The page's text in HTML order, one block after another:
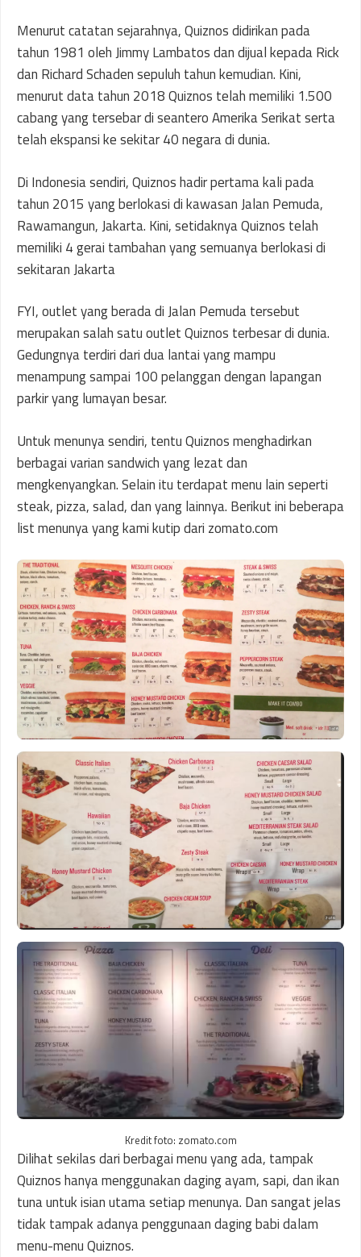
Menurut catatan sejarahnya, Quiznos didirikan pada
tahun 1981 oleh Jimmy Lambatos dan dijual kepada Rick
dan Richard Schaden sepuluh tahun kemudian. Kini,
menurut data tahun 2018 Quiznos telah memiliki 1.500
cabang yang tersebar di seantero Amerika Serikat serta
telah ekspansi ke sekitar 40 negara di dunia.
Di Indonesia sendiri, Quiznos hadir pertama kali pada
tahun 2015 yang berlokasi di kawasan Jalan Pemuda,
Rawamangun, Jakarta. Kini, setidaknya Quiznos telah
memiliki 4 gerai tambahan yang semuanya berlokasi di
sekitaran Jakarta
FYI, outlet yang berada di Jalan Pemuda tersebut
merupakan salah satu outlet Quiznos terbesar di dunia.
Gedungnya terdiri dari dua lantai yang mampu
menampung sampai 100 pelanggan dengan lapangan
parkir yang lumayan besar.
Untuk menunya sendiri, tentu Quiznos menghadirkan
berbagai varian sandwich yang lezat dan
mengkenyangkan. Selain itu terdapat menu lain seperti
steak, pizza, salad, dan yang lainnya. Berikut ini beberapa
list menunya yang kami kutip dari zomato.com
Kredit foto: zomato.com
Dilihat sekilas dari berbagai menu yang ada, tampak
Quiznos hanya menggunakan daging ayam, sapi, dan ikan
tuna untuk isian utama setiap menunya. Dan sangat jelas
tidak tampak adanya penggunaan daging babi dalam
menu-menu Quiznos.